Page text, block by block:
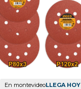
En montevideoLLEGA HOY